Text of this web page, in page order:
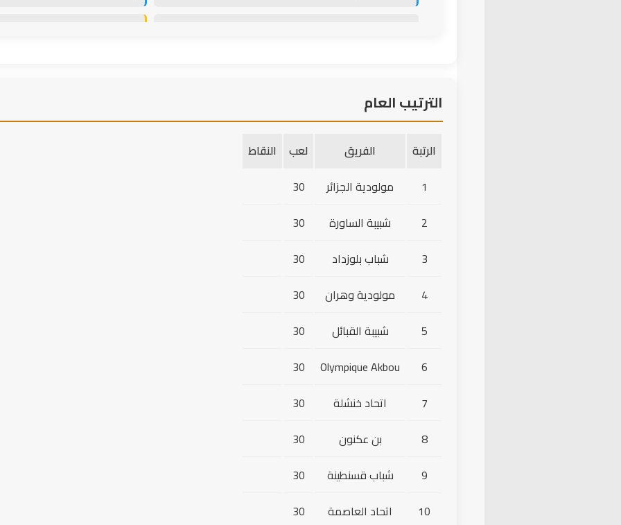
87'
الترتيب العام
الرتبة الفريق لعب
النقاط
1
مولودية الجزائر
30
2
شبيبة الساورة
30
3
شباب بلوزداد
30
4
مولودية وهران
30
5
شبيبة القبائل
30
6
Olympique Akbou
30
7
اتحاد خنشلة
30
8
بن عكنون
30
9
شباب قسنطينة
30
10
اتحاد العاصمة
30